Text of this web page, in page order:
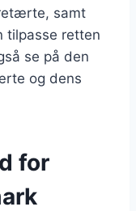
samt
tilpasse retten
se på den
og dens
for